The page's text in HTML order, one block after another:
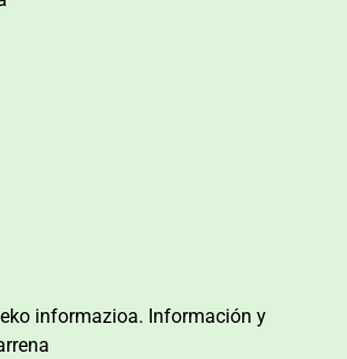
informazioa. Información y